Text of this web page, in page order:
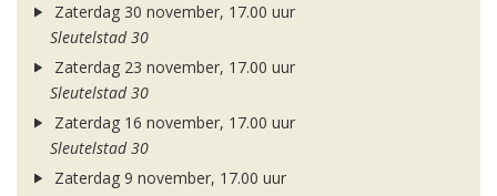
Zaterdag 30 november, 17.00 uur
Sleutelstad 30
Zaterdag 23 november, 17.00 uur
Sleutelstad 30
Zaterdag 16 november, 17.00 uur
Sleutelstad 30
Zaterdag 9 november, 17.00 uur